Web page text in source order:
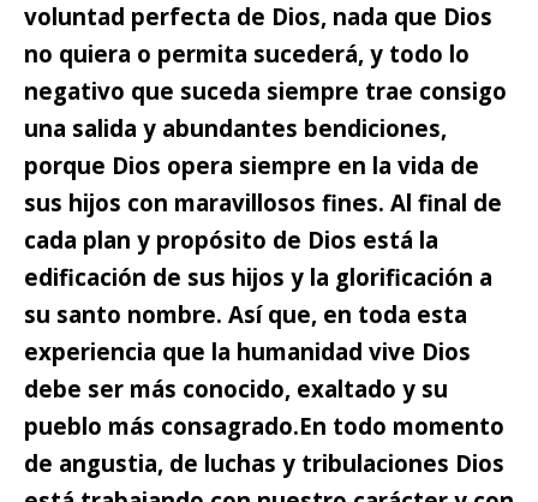
voluntad perfecta de Dios, nada que Dios
no quiera o permita sucederá, y todo lo
negativo que suceda siempre trae consigo
una salida y abundantes bendiciones,
porque Dios opera siempre en la vida de
sus hijos con maravillosos fines. Al final de
cada plan y propósito de Dios está la
edificación de sus hijos y la glorificación a
su santo nombre. Así que, en toda esta
experiencia que la humanidad vive Dios
debe ser más conocido, exaltado y su
pueblo más consagrado.En todo momento
de angustia, de luchas y tribulaciones Dios